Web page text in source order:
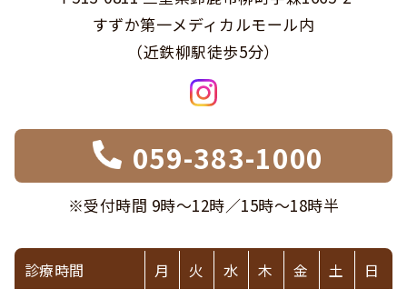
すずか第一メディカルモール内
（近鉄柳駅徒歩5分）
059-383-1000
※受付時間 9時〜12時／15時〜18時半
診療時間 月 火 水 木 金 土
日